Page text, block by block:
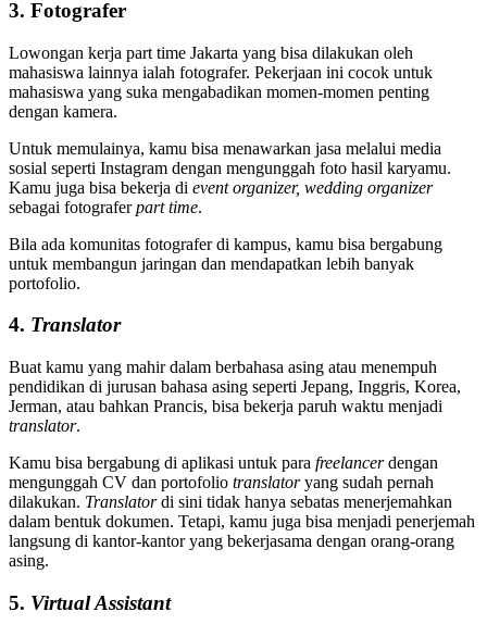
3. Fotografer
Lowongan kerja part time Jakarta yang bisa dilakukan oleh
mahasiswa lainnya ialah fotografer. Pekerjaan ini cocok untuk
mahasiswa yang suka mengabadikan momen-momen penting
dengan kamera.
Untuk memulainya, kamu bisa menawarkan jasa melalui media
sosial seperti Instagram dengan mengunggah foto hasil karyamu.
Kamu juga bisa bekerja di event organizer, wedding organizer
sebagai fotograferpart time.
Bila ada komunitas fotografer di kampus, kamu bisa bergabung
untuk membangun jaringan dan mendapatkan lebih banyak
portofolio.
4. Translator
Buat kamu yang mahir dalam berbahasa asing atau menempuh
pendidikan di jurusan bahasa asing seperti Jepang, Inggris, Korea,
Jerman, atau bahkan Prancis, bisa bekerja paruh waktu menjadi
translator.
Kamu bisa bergabung di aplikasi untuk para freelancerdengan
mengunggah CV dan portofolio translatoryang sudah pernah
dilakukan. Translatordi sini tidak hanya sebatas menerjemahkan
dalam bentuk dokumen. Tetapi, kamu juga bisa menjadi penerjemah
langsung di kantor-kantor yang bekerjasama dengan orang-orang
asing.
5. Virtual Assistant